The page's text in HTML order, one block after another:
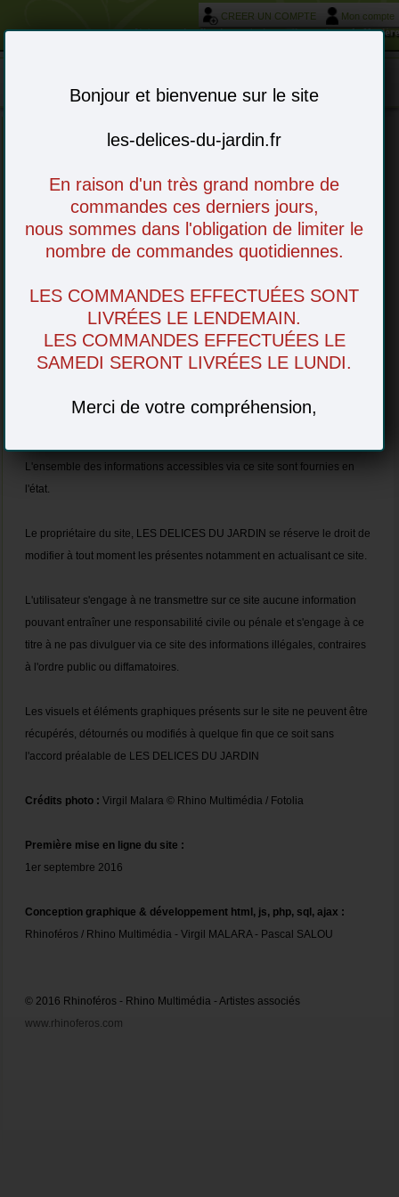
Bonjour et bienvenue sur le site
les-delices-du-jardin.fr
En raison d'un très grand nombre de
commandes ces derniers jours,
nous sommes dans l'obligation de limiter le
nombre de commandes quotidiennes.
LES COMMANDES EFFECTUÉES SONT
LIVRÉES LE LENDEMAIN.
LES COMMANDES EFFECTUÉES LE
SAMEDI SERONT LIVRÉES LE LUNDI.
Merci de votre compréhension,
CREER UN COMPTE
Mon compte
Votre service livraison et réservation autour de
Mentions légales
Siège social et propriété du site, Editeur:
LES DELICES DU JARDIN
23 PLACE DE LA LIBERTÉ
84310 MORIERES LES AVIGNON
Hébergement :
1&1 Internet SARL
7, place de la Gare
57201 Sarreguemines Cedex
L'ensemble des informations accessibles via ce site sont fournies en
l'état.
Le propriétaire du site, LES DELICES DU JARDIN se réserve le droit de
modifier à tout moment les présentes notamment en actualisant ce site.
L'utilisateur s'engage à ne transmettre sur ce site aucune information
pouvant entraîner une responsabilité civile ou pénale et s'engage à ce
titre à ne pas divulguer via ce site des informations illégales, contraires
à l'ordre public ou diffamatoires.
Les visuels et éléments graphiques présents sur le site ne peuvent être
récupérés, détournés ou modifiés à quelque fin que ce soit sans
l'accord préalable de LES DELICES DU JARDIN
Crédits photo : Virgil Malara © Rhino Multimédia / Fotolia
Première mise en ligne du site :
1er septembre 2016
Conception graphique & développement html, js, php, sql, ajax :
Rhinoféros / Rhino Multimédia - Virgil MALARA - Pascal SALOU
© 2016 Rhinoféros - Rhino Multimédia - Artistes associés
www.rhinoferos.com